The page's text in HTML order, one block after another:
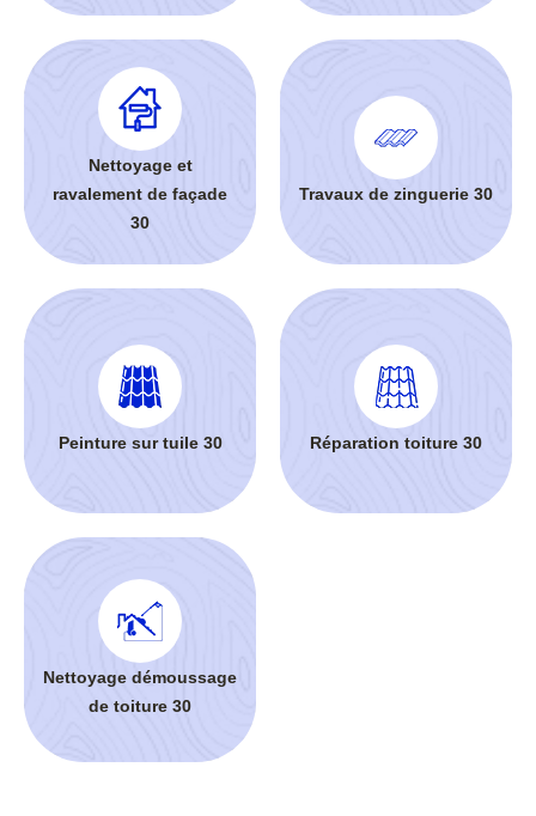
Nettoyage et
ravalement de façade
30
Travaux de zinguerie 30
Peinture sur tuile 30 Réparation toiture 30
Nettoyage démoussage
de toiture 30